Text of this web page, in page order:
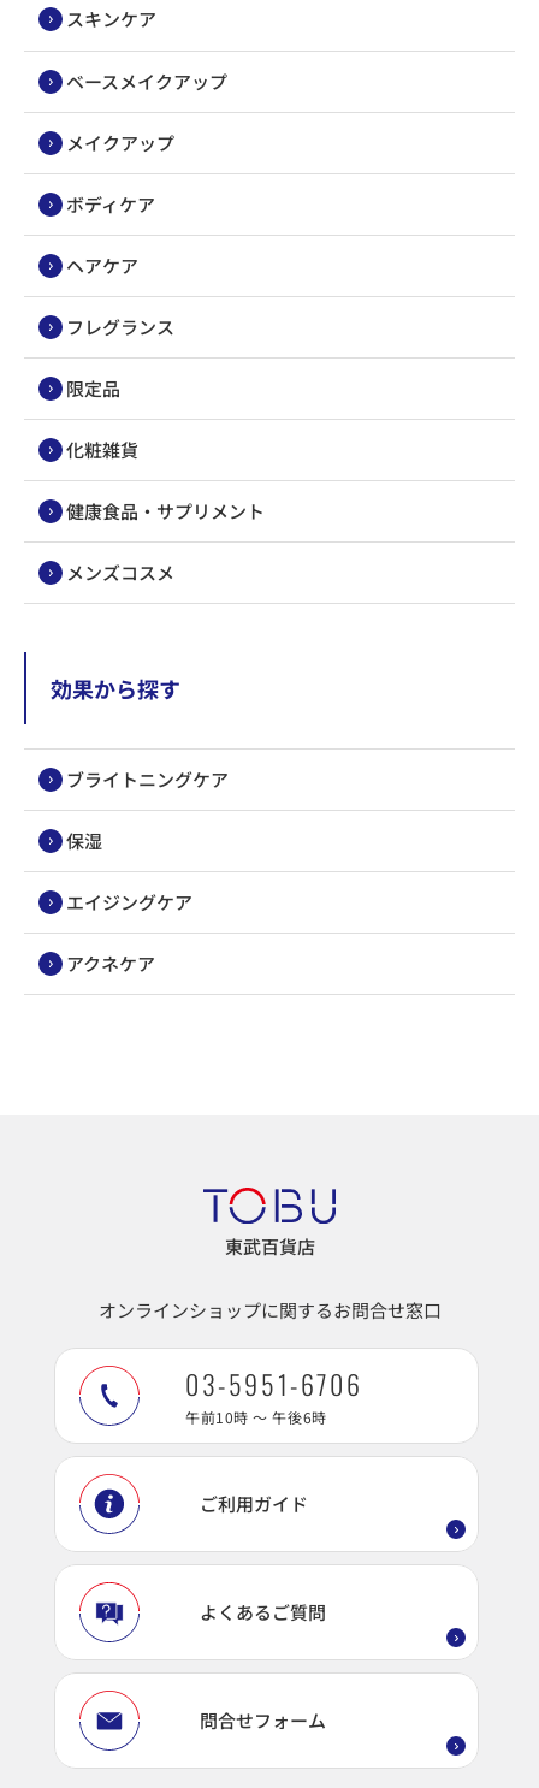
スキンケア
ベースメイクアップ
メイクアップ
ボディケア
ヘアケア
フレグランス
限定品
化粧雑貨
健康食品・サプリメント
メンズコスメ
効果から探す
ブライトニングケア
保湿
エイジングケア
アクネケア
東武百貨店
オンラインショップに関するお問合せ窓口
03-5951-6706
午前10時 ～ 午後6時
ご利用ガイド
よくあるご質問
問合せフォーム